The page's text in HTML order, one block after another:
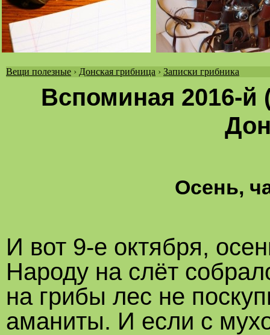
Вещи полезные › Донская грибница › Записки грибника
Вспоминая 2016-й
Осень,
И вот 9-е октября,
Народу на слёт
на грибы лес не
аманиты. И если с